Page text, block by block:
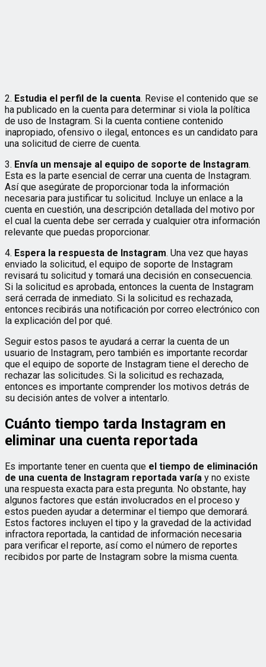
2. Estudia el perfil de la cuenta. Revise el contenido que se
ha publicado en la cuenta para determinar si viola la política
de uso de Instagram. Si la cuenta contiene contenido
inapropiado, ofensivo o ilegal, entonces es un candidato para
una solicitud de cierre de cuenta.
3. Envía un mensaje al equipo de soporte de Instagram.
Esta es la parte esencial de cerrar una cuenta de Instagram.
Así que asegúrate de proporcionar toda la información
necesaria para justificar tu solicitud. Incluye un enlace a la
cuenta en cuestión, una descripción detallada del motivo por
el cual la cuenta debe ser cerrada y cualquier otra información
relevante que puedas proporcionar.
4. Espera la respuesta de Instagram. Una vez que hayas
enviado la solicitud, el equipo de soporte de Instagram
revisará tu solicitud y tomará una decisión en consecuencia.
Si la solicitud es aprobada, entonces la cuenta de Instagram
será cerrada de inmediato. Si la solicitud es rechazada,
entonces recibirás una notificación por correo electrónico con
la explicación del por qué.
Seguir estos pasos te ayudará a cerrar la cuenta de un
usuario de Instagram, pero también es importante recordar
que el equipo de soporte de Instagram tiene el derecho de
rechazar las solicitudes. Si la solicitud es rechazada,
entonces es importante comprender los motivos detrás de
su decisión antes de volver a intentarlo.
Cuánto tiempo tarda Instagram en
eliminar una cuenta reportada
Es importante tener en cuenta que el tiempo de eliminación
de una cuenta de Instagram reportada varía y no existe
una respuesta exacta para esta pregunta. No obstante, hay
algunos factores que están involucrados en el proceso y
estos pueden ayudar a determinar el tiempo que demorará.
Estos factores incluyen el tipo y la gravedad de la actividad
infractora reportada, la cantidad de información necesaria
para verificar el reporte, así como el número de reportes
recibidos por parte de Instagram sobre la misma cuenta.